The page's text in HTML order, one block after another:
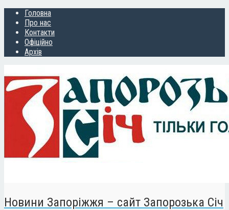
Головна
Про нас
Контакти
Офіційно
Архів
Новини Запоріжжя – сайт Запорозька Січ